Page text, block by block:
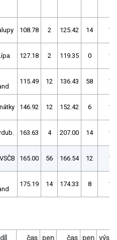
108.78 2 125.42 14
127.18 2 119.35 0
115.49 12 136.43 58
146.92 12 152.42 6
163.63 4 207.00 14
165.00 56 166.54 12
175.19 14 174.33 8
čas pen čas pen